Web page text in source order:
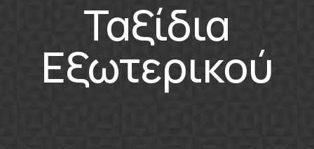
Ταξίδια
Εξωτερικού